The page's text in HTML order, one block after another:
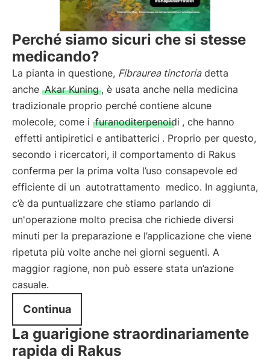
Perché siamo sicuri che si stesse
medicando?
La pianta in questione, Fibraurea tinctoriadetta
anche Akar Kuning , è usata anche nella medicina
tradizionale proprio perché contiene alcune
molecole, come i furanoditerpenoidi , che hanno
effetti antipiretici e antibatterici . Proprio per questo,
secondo i ricercatori, il comportamento di Rakus
conferma per la prima volta l’uso consapevole ed
efficiente di un autotrattamento medico. In aggiunta,
c’è da puntualizzare che stiamo parlando di
un'operazione molto precisa che richiede diversi
minuti per la preparazione e l’applicazione che viene
ripetuta più volte anche nei giorni seguenti. A
maggior ragione, non può essere stata un’azione
casuale.
Continua
La guarigione straordinariamente
rapida di Rakus